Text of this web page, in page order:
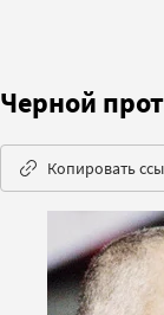
Черной
Копировать